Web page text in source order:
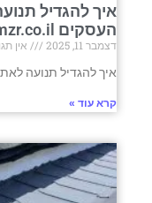
איך להגדיל
העסקים mzr.co.il
דצמבר 11, 2025
אין
איך להגדיל תנועה
קרא עוד »